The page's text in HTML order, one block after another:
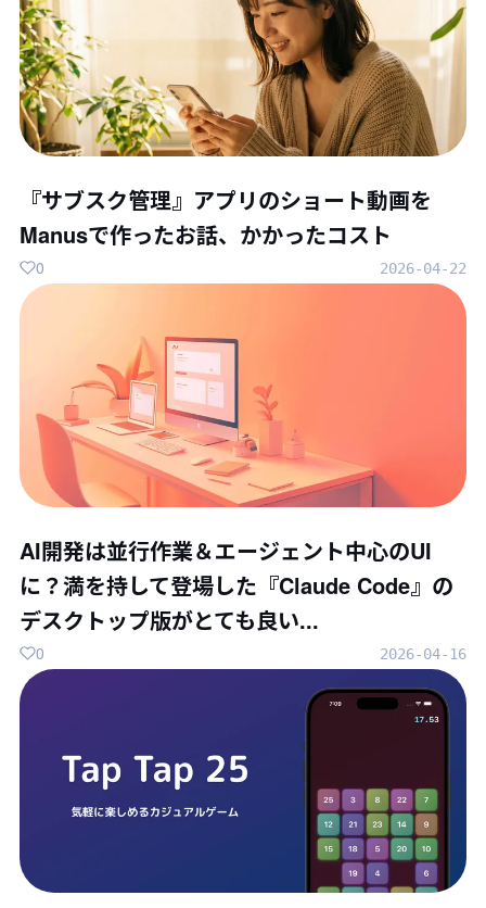
『サブスク管理』アプリのショート動画を
Manusで作ったお話、かかったコスト
2026-04-22
0
AI開発は並行作業＆エージェント中心のUI
に？満を持して登場した『Claude Code』の
デスクトップ版がとても良い...
2026-04-16
0